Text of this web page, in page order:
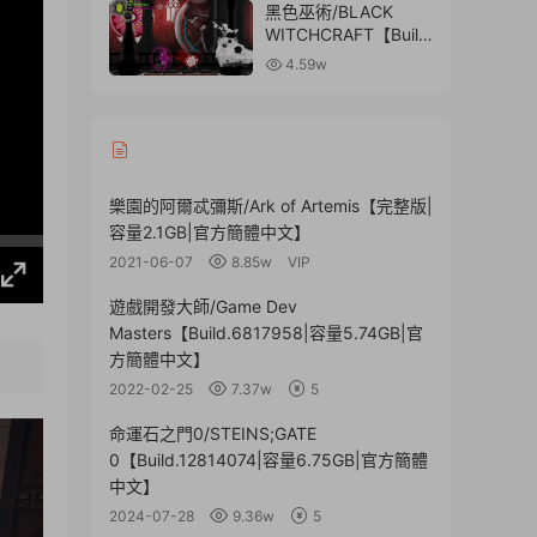
黑色巫術/BLACK
WITCHCRAFT【Build.
10508417|容量
4.59w
樂園的阿爾忒彌斯/Ark of Artemis【完整版|
容量2.1GB|官方簡體中文】
2021-06-07 8.85w VIP
遊戲開發大師/Game Dev
Masters【Build.6817958|容量5.74GB|官
方簡體中文】
2022-02-25 7.37w 5
命運石之門0/STEINS;GATE
0【Build.12814074|容量6.75GB|官方簡體
中文】
2024-07-28 9.36w 5